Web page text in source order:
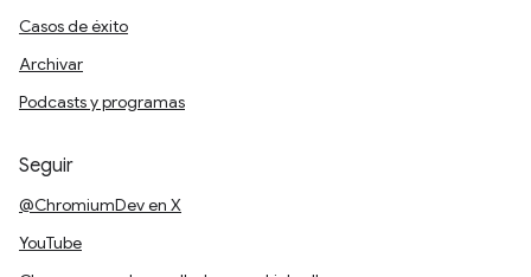
Casos de éxito
Archivar
Podcasts y programas
Seguir
@ChromiumDev en X
YouTube